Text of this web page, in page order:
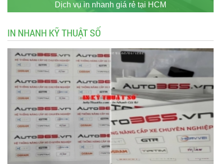
Dịch vụ in nhanh giá rẻ tại HCM
IN NHANH KỸ THUẬT SỐ